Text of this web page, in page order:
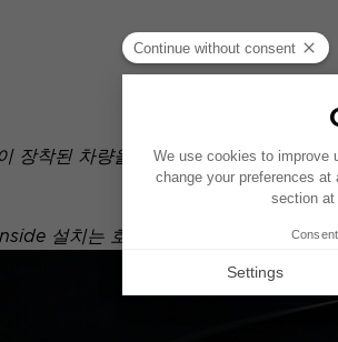
장착된 차량을 기준으로 제작되었습
설치는 호환 가능한 제품에 대한 제